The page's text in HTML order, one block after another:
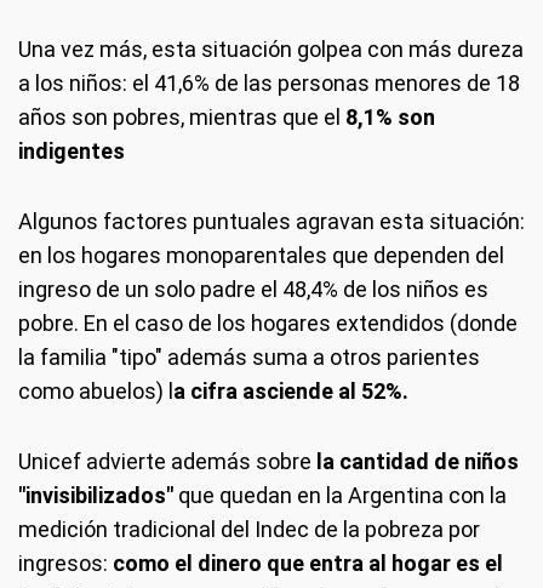
Una vez más, esta situación golpea con más dureza
a los niños: el 41,6% de las personas menores de 18
años son pobres, mientras que el 8,1% son
indigentes
Algunos factores puntuales agravan esta situación:
en los hogares monoparentales que dependen del
ingreso de un solo padre el 48,4% de los niños es
pobre. En el caso de los hogares extendidos (donde
la familia "tipo" además suma a otros parientes
como abuelos) l a cifra asciende al 52%.
Unicef advierte además sobre la cantidad de niños
"invisibilizados" que quedan en la Argentina con la
medición tradicional del Indec de la pobreza por
ingresos: como el dinero que entra al hogar es el